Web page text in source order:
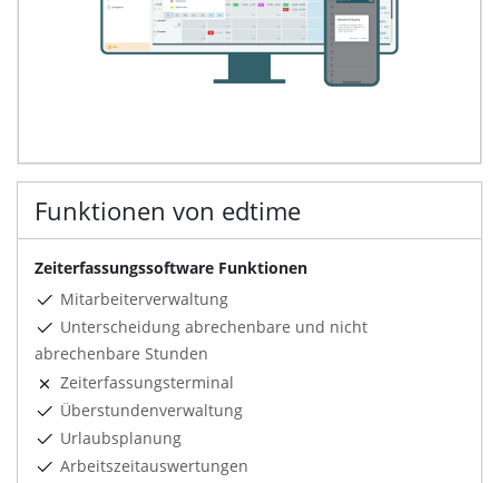
Funktionen von edtime
Zeiterfassungssoftware Funktionen
Mitarbeiterverwaltung
Unterscheidung abrechenbare und nicht
abrechenbare Stunden
Zeiterfassungsterminal
Überstundenverwaltung
Urlaubsplanung
Arbeitszeitauswertungen